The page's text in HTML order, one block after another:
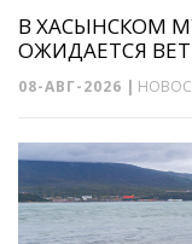
В ХАСЫНСКОМ
ОЖИДАЕТСЯ
08-АВГ-2026 |